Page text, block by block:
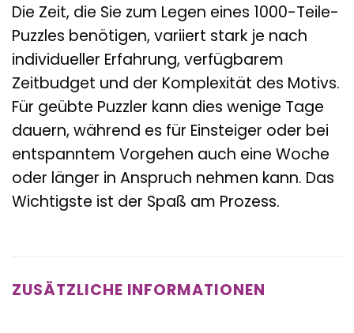
Die Zeit, die Sie zum Legen eines 1000-Teile-
Puzzles benötigen, variiert stark je nach
individueller Erfahrung, verfügbarem
Zeitbudget und der Komplexität des Motivs.
Für geübte Puzzler kann dies wenige Tage
dauern, während es für Einsteiger oder bei
entspanntem Vorgehen auch eine Woche
oder länger in Anspruch nehmen kann. Das
Wichtigste ist der Spaß am Prozess.
ZUSÄTZLICHE INFORMATIONEN